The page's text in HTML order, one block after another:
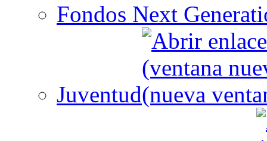
Fondos Next
Juventud